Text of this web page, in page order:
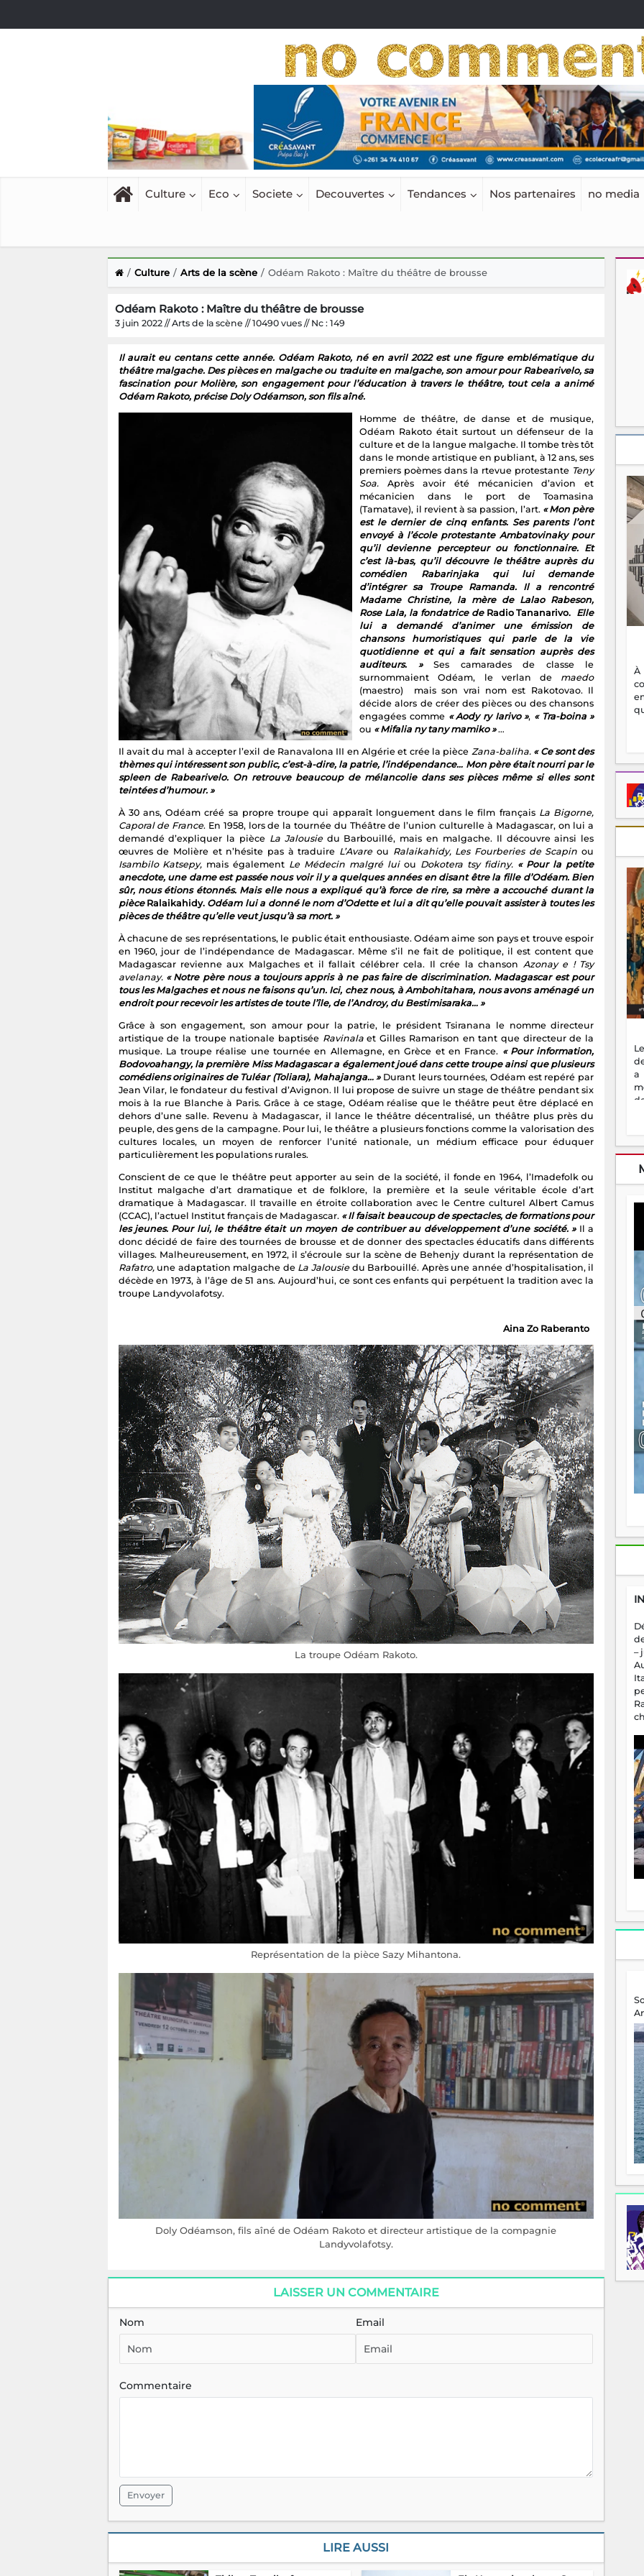
Culture Eco Societe Decouvertes Tendances Nos partenaires no media
Culture Arts de la scène Odéam Rakoto : Maître du théâtre de brousse
Odéam Rakoto : Maître du théâtre de brousse
3 juin 2022 // Arts de la scène // 10490 vues // Nc : 149
Il aurait eu centans cette année. Odéam Rakoto, né en avril 2022 est une figure emblématique du
théâtre malgache. Des pièces en malgache ou traduite en malgache, son amour pour Rabearivelo, sa
fascination pour Molière, son engagement pour l’éducation à travers le théâtre, tout cela a animé
Odéam Rakoto, précise Doly Odéamson, son fils aîné.
Homme de théâtre, de danse et de musique,
Odéam Rakoto était surtout un défenseur de la
culture et de la langue malgache. Il tombe très tôt
dans le monde artistique en publiant, à 12 ans, ses
premiers poèmes dans la rtevue protestante Teny
Soa. Après avoir été mécanicien d’avion et
mécanicien dans le port de Toamasina
(Tamatave), il revient à sa passion, l’art. « Mon père
est le dernier de cinq enfants. Ses parents l’ont
envoyé à l’école protestante Ambatovinaky pour
qu’il devienne percepteur ou fonctionnaire. Et
c’est là-bas, qu’il découvre le théâtre auprès du
comédien Rabarinjaka qui lui demande
d’intégrer sa Troupe Ramanda. Il a rencontré
Madame Christine, la mère de Lalao Rabeson,
Rose Lala, la fondatrice de Radio Tananarivo. Elle
lui a demandé d’animer une émission de
chansons humoristiques qui parle de la vie
quotidienne et qui a fait sensation auprès des
auditeurs. »Ses camarades de classe le
surnommaient Odéam, le verlan de maedo
(maestro) mais son vrai nom est Rakotovao. Il
décide alors de créer des pièces ou des chansons
engagées comme « Aody ry Iarivo », « Tra-boina »
ou « Mifalia ny tany mamiko »…
Il avait du mal à accepter l’exil de Ranavalona III en Algérie et crée la pièce Zana-baliha. « Ce sont des
thèmes qui intéressent son public, c’est-à-dire, la patrie, l’indépendance… Mon père était nourri par le
spleen de Rabearivelo. On retrouve beaucoup de mélancolie dans ses pièces même si elles sont
teintées d’humour. »
À 30 ans, Odéam créé sa propre troupe qui apparaît longuement dans le film français La Bigorne,
Caporal de France. En 1958, lors de la tournée du Théâtre de l’union culturelle à Madagascar, on lui a
demandé d’expliquer la pièce La Jalousiedu Barbouillé, mais en malgache. Il découvre ainsi les
œuvres de Molière et n’hésite pas à traduire L’Avare ou Ralaikahidy, Les Fourberies de Scapin ou
Isambilo Katsepy, mais également Le Médecin malgré luiou Dokotera tsy fidiny. « Pour la petite
anecdote, une dame est passée nous voir il y a quelques années en disant être la fille d’Odéam. Bien
sûr, nous étions étonnés. Mais elle nous a expliqué qu’à force de rire, sa mère a accouché durant la
pièce Ralaikahidy.Odéam lui a donné le nom d’Odette et lui a dit qu’elle pouvait assister à toutes les
pièces de théâtre qu’elle veut jusqu’à sa mort. »
À chacune de ses représentations, le public était enthousiaste. Odéam aime son pays et trouve espoir
en 1960, jour de l’indépendance de Madagascar. Même s’il ne fait de politique, il est content que
Madagascar revienne aux Malgaches et il fallait célébrer cela. Il crée la chanson Azonay e ! Tsy
avelanay. « Notre père nous a toujours appris à ne pas faire de discrimination. Madagascar est pour
tous les Malgaches et nous ne faisons qu’un. Ici, chez nous, à Ambohitahara, nous avons aménagé un
endroit pour recevoir les artistes de toute l’île, de l’Androy, du Bestimisaraka… »
Grâce à son engagement, son amour pour la patrie, le président Tsiranana le nomme directeur
artistique de la troupe nationale baptisée Ravinalaet Gilles Ramarison en tant que directeur de la
musique. La troupe réalise une tournée en Allemagne, en Grèce et en France. « Pour information,
Bodovoahangy, la première Miss Madagascar a également joué dans cette troupe ainsi que plusieurs
comédiens originaires de Tuléar (Toliara), Mahajanga… »Durant leurs tournées, Odéam est repéré par
Jean Vilar, le fondateur du festival d’Avignon. Il lui propose de suivre un stage de théâtre pendant six
mois à la rue Blanche à Paris. Grâce à ce stage, Odéam réalise que le théâtre peut être déplacé en
dehors d’une salle. Revenu à Madagascar, il lance le théâtre décentralisé, un théâtre plus près du
peuple, des gens de la campagne. Pour lui, le théâtre a plusieurs fonctions comme la valorisation des
cultures locales, un moyen de renforcer l’unité nationale, un médium efficace pour éduquer
particulièrement les populations rurales.
Conscient de ce que le théâtre peut apporter au sein de la société, il fonde en 1964, l’Imadefolk ou
Institut malgache d’art dramatique et de folklore, la première et la seule véritable école d’art
dramatique à Madagascar. Il travaille en étroite collaboration avec le Centre culturel Albert Camus
(CCAC), l’actuel Institut français de Madagascar. « Il faisait beaucoup de spectacles, de formations pour
les jeunes. Pour lui, le théâtre était un moyen de contribuer au développement d’une société. » Il a
donc décidé de faire des tournées de brousse et de donner des spectacles éducatifs dans différents
villages. Malheureusement, en 1972, il s’écroule sur la scène de Behenjy durant la représentation de
Rafatro,une adaptation malgache de La Jalousie du Barbouillé. Après une année d’hospitalisation, il
décède en 1973, à l’âge de 51 ans. Aujourd’hui, ce sont ces enfants qui perpétuent la tradition avec la
troupe Landyvolafotsy.
Aina Zo Raberanto
La troupe Odéam Rakoto.
Représentation de la pièce Sazy Mihantona.
Doly Odéamson, fils aîné de Odéam Rakoto et directeur artistique de la compagnie
Landyvolafotsy.
LAISSER UN COMMENTAIRE
Nom Email
Commentaire
Envoyer
LIRE AUSSI
a
–